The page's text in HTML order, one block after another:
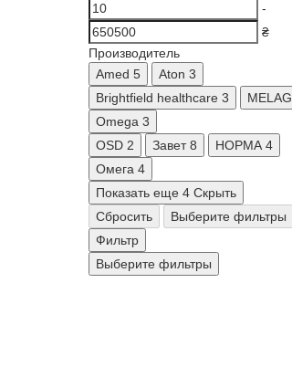
-
₴
Производитель
Amed 5 Aton 3
Brightfield healthcare 3 MELAG
Omega 3
OSD 2 Завет 8 НОРМА 4
Омега 4
Показать еще 4 Скрыть
Сбросить
Выберите фильтры
Фильтр
Выберите фильтры